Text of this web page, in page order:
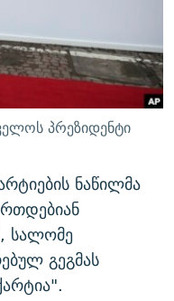
ᲐᲛᲑᲐᲕᲘ
პრეზიდენტი
ნაწილმა
სალომე
გეგმას